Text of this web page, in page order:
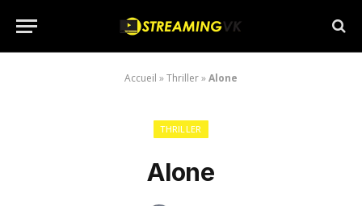
Accueil »Thriller»Alone
THRILLER
Alone